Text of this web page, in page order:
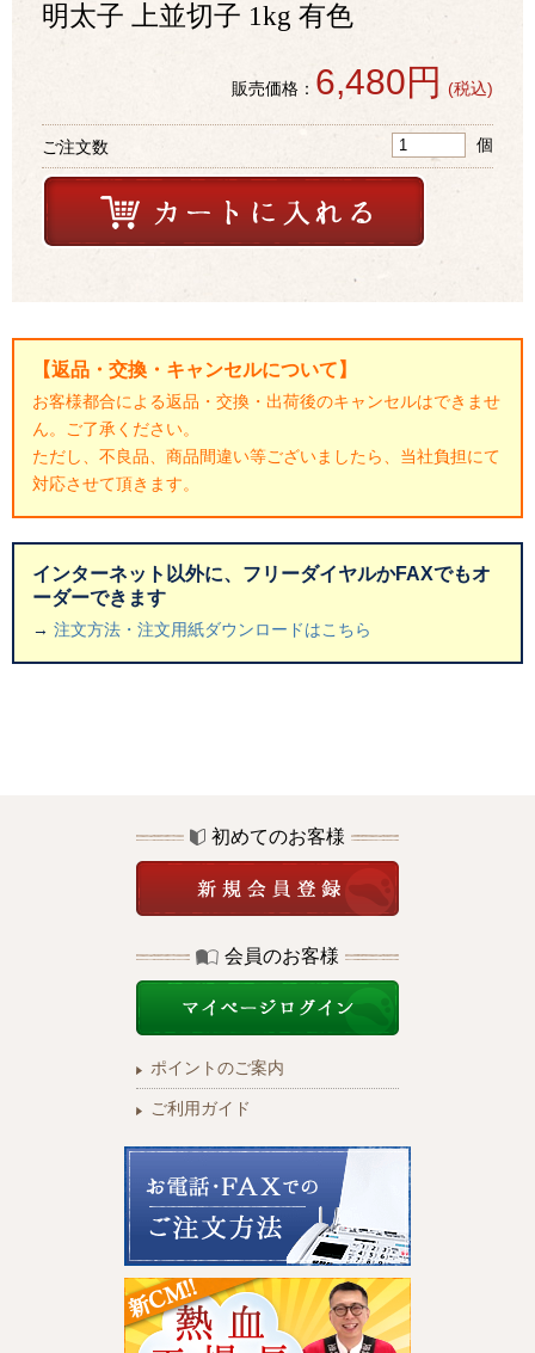
明太子 上並切子 1kg 有色
販売価格： 6,480円 (税込)
ご注文数 個
【返品・交換・キャンセルについて】
お客様都合による返品・交換・出荷後のキャンセルはできませ
ん。ご了承ください。
ただし、不良品、商品間違い等ございましたら、当社負担にて
対応させて頂きます。
インターネット以外に、フリーダイヤルかFAXでもオ
ーダーできます
→ 注文方法・注文用紙ダウンロードはこちら
初めてのお客様
会員のお客様
ポイントのご案内
ご利用ガイド